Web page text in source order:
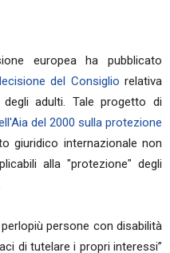
europea ha pubblicato
del Consiglio relativa
adulti. Tale progetto di
del 2000 sulla protezione
giuridico internazionale non
alla "protezione" degli
persone con disabilità
di tutelare i propri interessi”